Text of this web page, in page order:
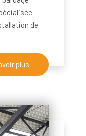
de
plus